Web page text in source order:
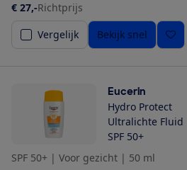
€ 27,-Richtprijs
Vergelijk
Bekijk snel
Eucerin
Hydro Protect
Ultralichte Fluid
SPF 50+
SPF 50+ | Voor gezicht | 50 ml